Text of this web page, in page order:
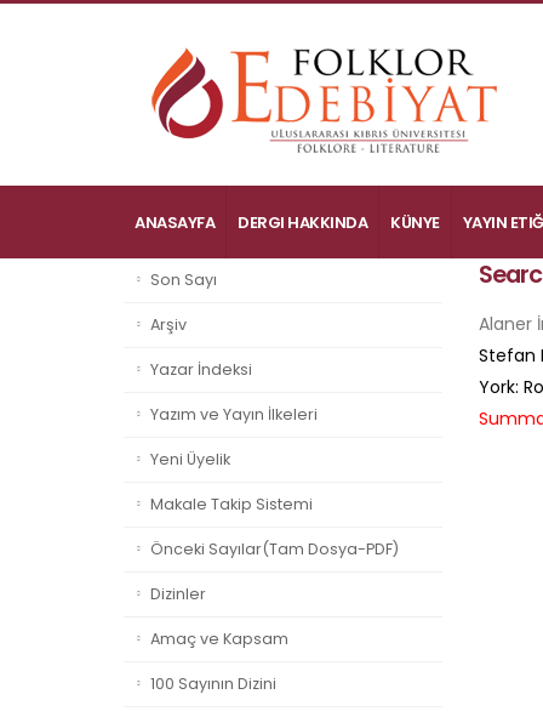
ANASAYFA DERGI HAKKINDA KÜNYE YAYIN
Son Sayı
Arşiv
Yazar İndeksi
Yazım ve Yayın İlkeleri
Yeni Üyelik
Makale Takip Sistemi
Önceki Sayılar(Tam Dosya-PDF)
Dizinler
Amaç ve Kapsam
100 Sayının Dizini
Alaner
Stefan
York: